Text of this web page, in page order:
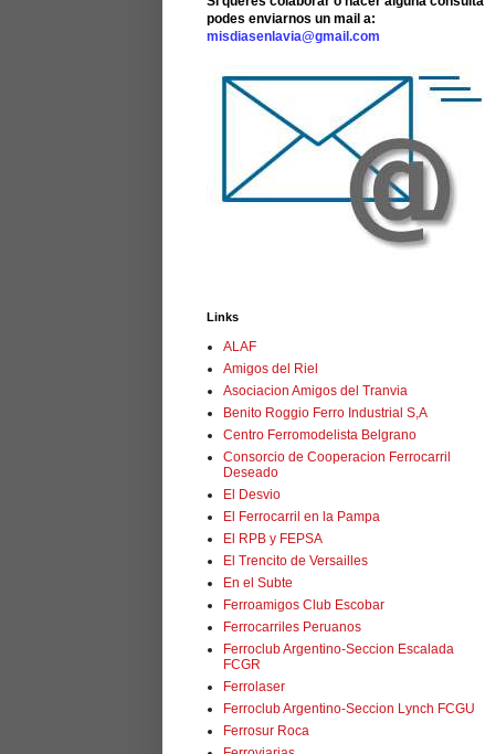
podes enviarnos un mail a:
misdiasenlavia@gmail.com
Links
ALAF
Amigos del Riel
Asociacion Amigos del Tranvia
Benito Roggio Ferro Industrial S,A
Centro Ferromodelista Belgrano
Consorcio de Cooperacion Ferrocarril
Deseado
El Desvio
El Ferrocarril en la Pampa
El RPB y FEPSA
El Trencito de Versailles
En el Subte
Ferroamigos Club Escobar
Ferrocarriles Peruanos
Ferroclub Argentino-Seccion Escalada
FCGR
Ferrolaser
Ferroclub Argentino-Seccion Lynch FCGU
Ferrosur Roca